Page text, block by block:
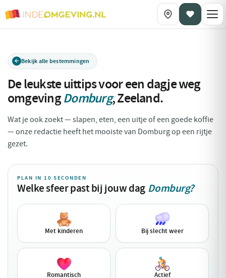
Bekijk alle bestemmingen
De leukste uittips voor een dagje weg
omgevingDomburg,Zeeland.
Wat je ook zoekt — slapen, eten, een uitje of een goede koffie
— onze redactie heeft het mooiste van Domburg op een rijtje
gezet.
PLAN IN 10 SECONDEN
Welke sfeer past bij jouw dag Domburg?
Met kinderen Bij slecht weer
Romantisch Actief